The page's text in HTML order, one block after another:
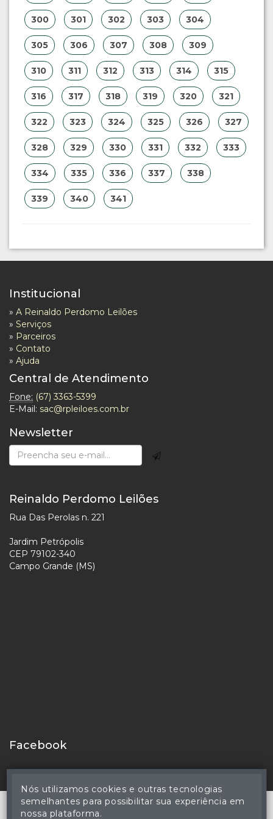
300 301 302 303 304
305 306 307 308 309
310 311 312 313 314 315
316 317 318 319 320 321
322 323 324 325 326 327
328 329 330 331 332 333
334 335 336 337 338
339 340 341
Institucional
» A Reinaldo Perdomo Leilões
» Serviços
» Parceiros
» Contato
» Ajuda
Central de Atendimento
Fone: (67) 3363-5399
E-Mail: sac@rpleiloes.com.br
Newsletter
Reinaldo Perdomo Leilões
Rua Das Perolas n. 221
Jardim Petrópolis
CEP 79102-340
Campo Grande (MS)
Facebook
Nós utilizamos cookies e outras tecnologias
semelhantes para possibilitar sua experiência em
nossa plataforma.